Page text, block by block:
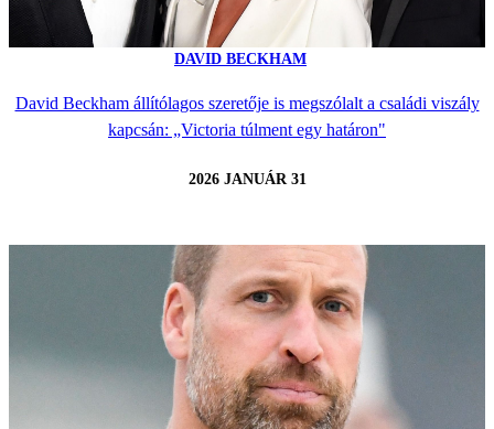
DAVID BECKHAM
David Beckham állítólagos szeretője is megszólalt a családi viszály
kapcsán: „Victoria túlment egy határon"
2026 JANUÁR 31